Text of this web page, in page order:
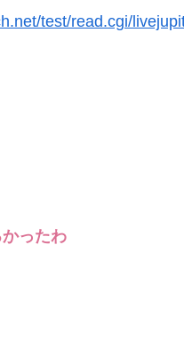
test/read.cgi/
ったわ